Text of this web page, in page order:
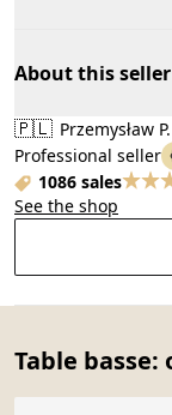
About this seller
🇵🇱 Przemysław P.
Professional seller
1086 sales
See the shop
Table